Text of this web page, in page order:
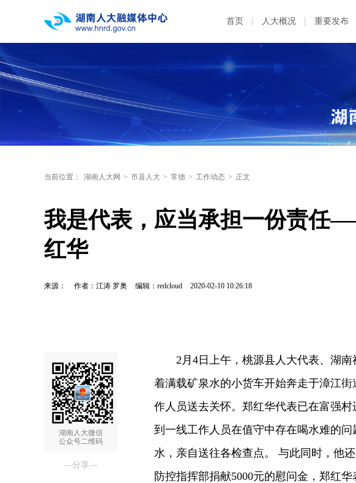
首页 人大概况 重要发布
当前位置： 湖南人大网 > 市县人大 > 常德 > 工作动态 > 正文
我是代表，应当承担一份责任
红华
来源： 作者：江涛 罗奥 编辑：redcloud 2020-02-10 10:26:18
湖南人大微信
公众号二维码
—分享—
2月4日上午，桃源县人大代表、湖南
着满载矿泉水的小货车开始奔走于漳江
作人员送去关怀。郑红华代表已在富强
到一线工作人员在值守中存在喝水难的
水，亲自送往各检查点。 与此同时，他
防控指挥部捐献5000元的慰问金，郑红